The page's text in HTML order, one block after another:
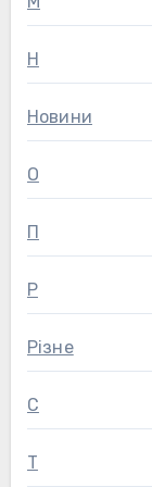
Н
Новини
О
П
Р
Різне
С
Т